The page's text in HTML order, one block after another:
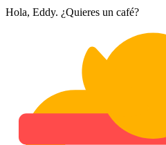
Hola, Eddy. ¿Quieres un café?